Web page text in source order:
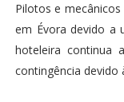
Pilotos e
em Évora devido a
hoteleira continua
contingência devido